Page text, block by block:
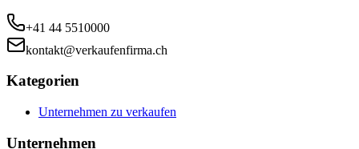
+41 44 5510000
kontakt@verkaufenfirma.ch
Kategorien
Unternehmen zu verkaufen
Unternehmen